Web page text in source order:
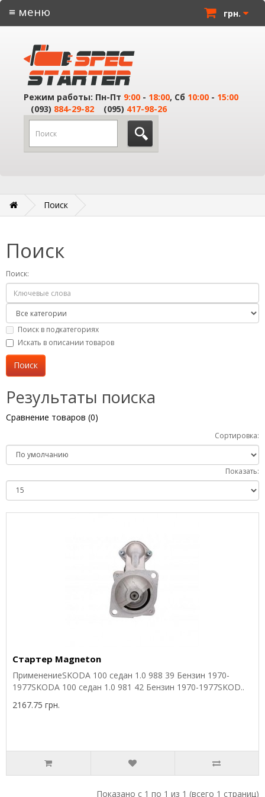
грн.
≡ меню
Режим работы: Пн-Пт 9:00 - 18:00, Сб 10:00 - 15:00
(093) 884-29-82 (095) 417-98-26
Поиск
Поиск
Поиск:
Поиск в подкатегориях
Искать в описании товаров
Результаты поиска
Сравнение товаров (0)
Сортировка:
Показать:
Стартер Magneton
ПрименениеSKODA 100 седан 1.0 988 39 Бензин 1970-
1977SKODA 100 седан 1.0 981 42 Бензин 1970-1977SKOD..
2167.75 грн.
Показано с 1 по 1 из 1 (всего 1 страниц)